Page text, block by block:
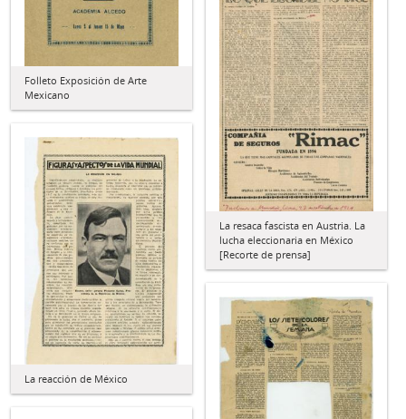
Folleto Exposición de Arte
Mexicano
La resaca fascista en Austria. La
lucha eleccionaria en México
[Recorte de prensa]
La reacción de México